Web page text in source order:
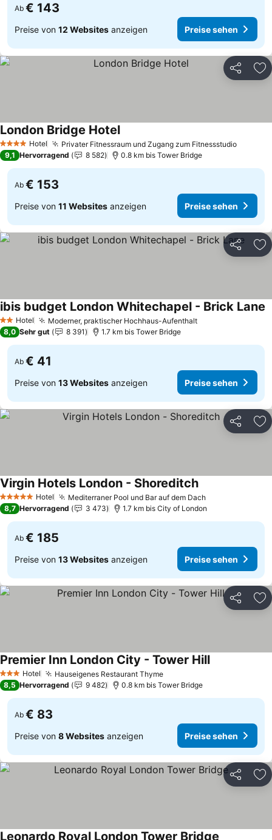
Ab € 143
Preise von 12 Websites anzeigen Preise sehen
Teilen
4 Sterne Hotel Privater Fitnessraum und Zugang zum Fitnessstudio
London Bridge Hotel
9,1 Hervorragend 8 582 0.8 km bis Tower Bridge
Ab € 153
Preise von 11 Websites anzeigen Preise sehen
Teilen
2 Sterne
Hotel Moderner, praktischer Hochhaus-Aufenthalt
ibis budget London Whitechapel - Brick Lane
8,0 Sehr gut 8 391 1.7 km bis Tower Bridge
Ab € 41
Preise von 13 Websites anzeigen Preise sehen
Teilen
5 Sterne Hotel Mediterraner Pool und Bar auf dem Dach
Virgin Hotels London - Shoreditch
8,7 Hervorragend 3 473 1.7 km bis City of London
Ab € 185
Preise von 13 Websites anzeigen Preise sehen
Teilen
3 SterneHotel Hauseigenes Restaurant Thyme
Premier Inn London City - Tower Hill
8,5 Hervorragend 9 482 0.8 km bis Tower Bridge
Ab € 83
Preise von 8 Websites anzeigen Preise sehen
Teilen
Leonardo Royal London Tower Bridge